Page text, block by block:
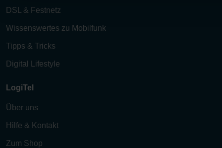
DSL & Festnetz
Wissenswertes zu Mobilfunk
Tipps & Tricks
Digital Lifestyle
LogiTel
Über uns
Hilfe & Kontakt
Zum Shop